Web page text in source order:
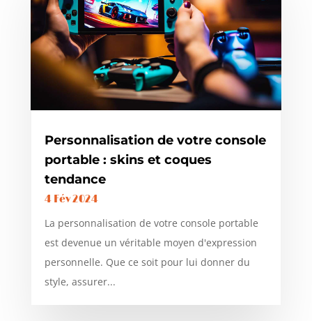
Personnalisation de votre console
portable : skins et coques
tendance
4 Fév 2024
La personnalisation de votre console portable
est devenue un véritable moyen d'expression
personnelle. Que ce soit pour lui donner du
style, assurer...